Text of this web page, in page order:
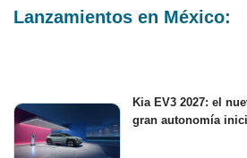
Lanzamientos en México:
Kia EV3 2027: el
gran autonomía